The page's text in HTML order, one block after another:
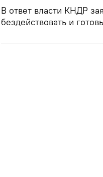
В ответ власти КНДР
бездействовать и